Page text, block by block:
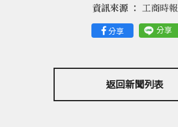
分享 分享
資訊來源 ： 工商時報
返回新聞列表